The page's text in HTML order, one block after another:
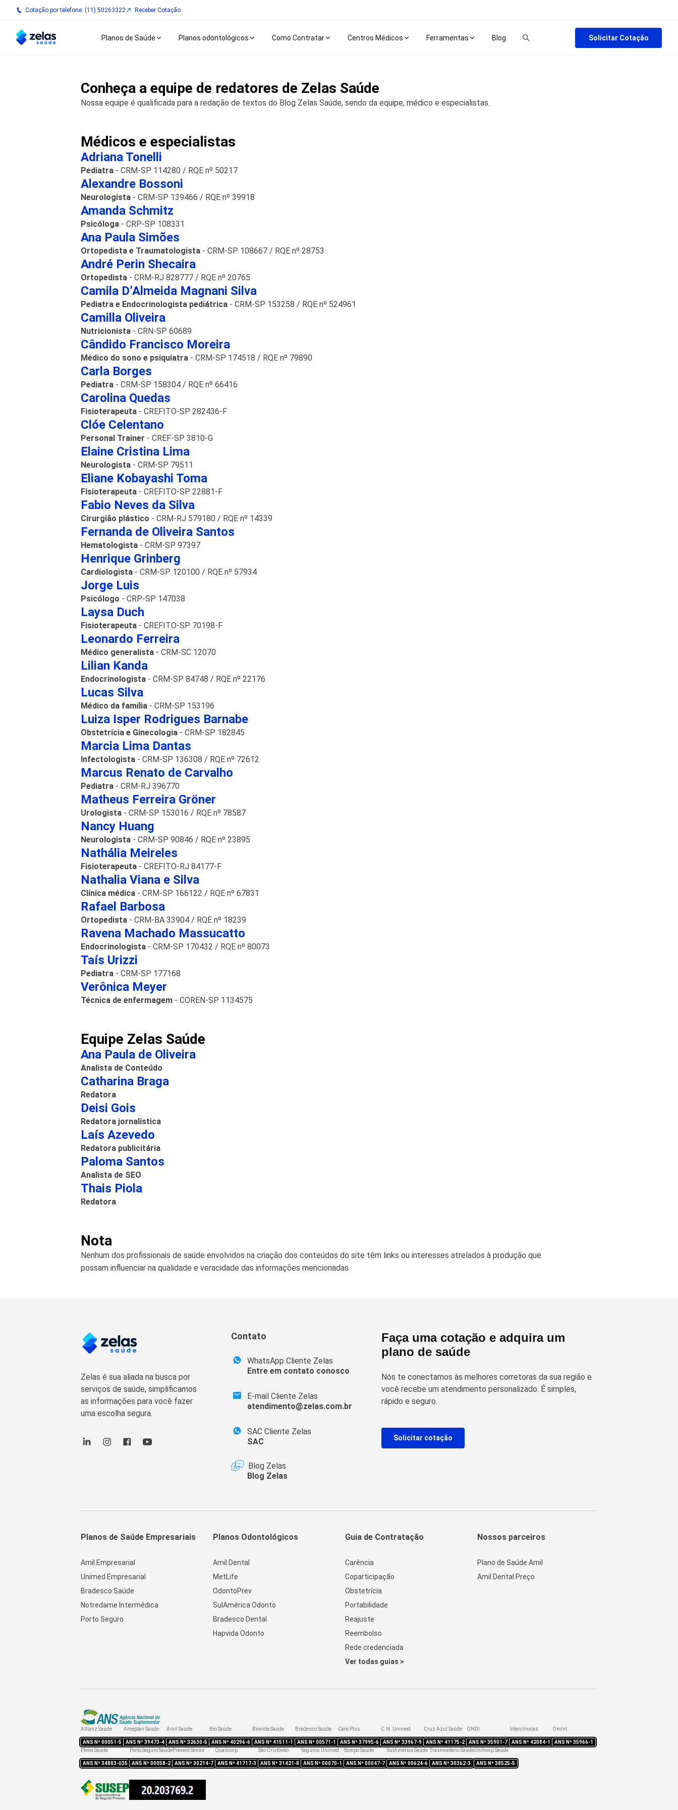
Cotação por telefone: (11) 50263322 Receber Cotação
Planos de Saúde Planos odontológicos Como Contratar Centros Médicos Ferramentas Blog Solicitar Cotação
Conheça a equipe de redatores de Zelas Saúde
Nossa equipe é qualificada para a redação de textos do Blog Zelas Saúde, sendo da equipe, médico e especialistas.
Médicos e especialistas
Adriana Tonelli
Pediatra - CRM-SP 114280 / RQE nº 50217
Alexandre Bossoni
Neurologista - CRM-SP 139466 / RQE nº 39918
Amanda Schmitz
Psicóloga - CRP-SP 108331
Ana Paula Simões
Ortopedista e Traumatologista - CRM-SP 108667 / RQE nº 28753
André Perin Shecaira
Ortopedista - CRM-RJ 828777 / RQE nº 20765
Camila D’Almeida Magnani Silva
Pediatra e Endocrinologista pediátrica - CRM-SP 153258 / RQE nº 524961
Camilla Oliveira
Nutricionista - CRN-SP 60689
Cândido Francisco Moreira
Médico do sono e psiquiatra - CRM-SP 174518 / RQE nº 79890
Carla Borges
Pediatra - CRM-SP 158304 / RQE nº 66416
Carolina Quedas
Fisioterapeuta - CREFITO-SP 282436-F
Clóe Celentano
Personal Trainer - CREF-SP 3810-G
Elaine Cristina Lima
Neurologista - CRM-SP 79511
Eliane Kobayashi Toma
Fisioterapeuta - CREFITO-SP 22881-F
Fabio Neves da Silva
Cirurgião plástico - CRM-RJ 579180 / RQE nº 14339
Fernanda de Oliveira Santos
Hematologista - CRM-SP 97397
Henrique Grinberg
Cardiologista - CRM-SP 120100 / RQE nº 57934
Jorge Luis
Psicólogo - CRP-SP 147038
Laysa Duch
Fisioterapeuta - CREFITO-SP 70198-F
Leonardo Ferreira
Médico generalista - CRM-SC 12070
Lilian Kanda
Endocrinologista - CRM-SP 84748 / RQE nº 22176
Lucas Silva
Médico da família - CRM-SP 153196
Luiza Isper Rodrigues Barnabe
Obstetrícia e Ginecologia - CRM-SP 182845
Marcia Lima Dantas
Infectologista - CRM-SP 136308 / RQE nº 72612
Marcus Renato de Carvalho
Pediatra - CRM-RJ 396770
Matheus Ferreira Gröner
Urologista - CRM-SP 153016 / RQE nº 78587
Nancy Huang
Neurologista - CRM-SP 90846 / RQE nº 23895
Nathália Meireles
Fisioterapeuta - CREFITO-RJ 84177-F
Nathalia Viana e Silva
Clínica médica - CRM-SP 166122 / RQE nº 67831
Rafael Barbosa
Ortopedista - CRM-BA 33904 / RQE nº 18239
Ravena Machado Massucatto
Endocrinologista - CRM-SP 170432 / RQE nº 80073
Taís Urizzi
Pediatra - CRM-SP 177168
Verônica Meyer
Técnica de enfermagem - COREN-SP 1134575
Equipe Zelas Saúde
Ana Paula de Oliveira
Analista de Conteúdo
Catharina Braga
Redatora
Deisi Gois
Redatora jornalística
Laís Azevedo
Redatora publicitária
Paloma Santos
Analista de SEO
Thais Piola
Redatora
Nota
Nenhum dos profissionais de saúde envolvidos na criação dos conteúdos do site têm links ou interesses atrelados à produção que
possam influenciar na qualidade e veracidade das informações mencionadas.
Zelas é sua aliada na busca por
serviços de saúde, simplificamos
as informações para você fazer
uma escolha segura.
Contato
WhatsApp Cliente Zelas
Entre em contato conosco
E-mail Cliente Zelas
atendimento@zelas.com.br
SAC Cliente Zelas
SAC
Blog Zelas
Blog Zelas
Faça uma cotação e adquira um
plano de saúde
Nós te conectamos às melhores corretoras da sua região e
você recebe um atendimento personalizado. É simples,
rápido e seguro.
Solicitar cotação
Planos de Saúde Empresariais
Amil Empresarial
Unimed Empresarial
Bradesco Saúde
Notredame Intermédica
Porto Seguro
Planos Odontológicos
Amil Dental
MetLife
OdontoPrev
SulAmérica Odonto
Bradesco Dental
Hapvida Odonto
Guia de Contratação
Carência
Coparticipação
Obstetrícia
Portabilidade
Reajuste
Reembolso
Rede credenciada
Ver todas guias >
Nossos parceiros
Plano de Saúde Amil
Amil Dental Preço
Allianz Saúde
ANS Nº 00051-5
Ameplan Saúde
ANS Nº 39473-4
Amil Saúde
ANS Nº 32630-5
Bio Saúde
ANS Nº 40296-6
Biovida Saúde
ANS Nº 41511-1
Bradesco Saúde
ANS Nº 00571-1
Care Plus
ANS Nº 37995-6
C.N. Unimed
ANS Nº 33967-9
Cruz Azul Saúde
ANS Nº 41175-2
GNDI
ANS Nº 35901-7
Interclínicas
ANS Nº 42084-1
Omint
ANS Nº 35966-1
Plena Saúde
ANS Nº 34883-035
Porto Seguro Saúde
ANS Nº 00058-2
Prevent Senior
ANS Nº 30214-7
Qualicorp
ANS Nº 41717-3
São Cristóvão
ANS Nº 31421-8
Seguros Unimed
ANS Nº 00070-1
Sompo Saúde
ANS Nº 00047-7
SulAmérica Saúde
ANS Nº 00624-6
Trasmontano Saúde
ANS Nº 30362-3
Unihosp Saúde
ANS Nº 38525-5